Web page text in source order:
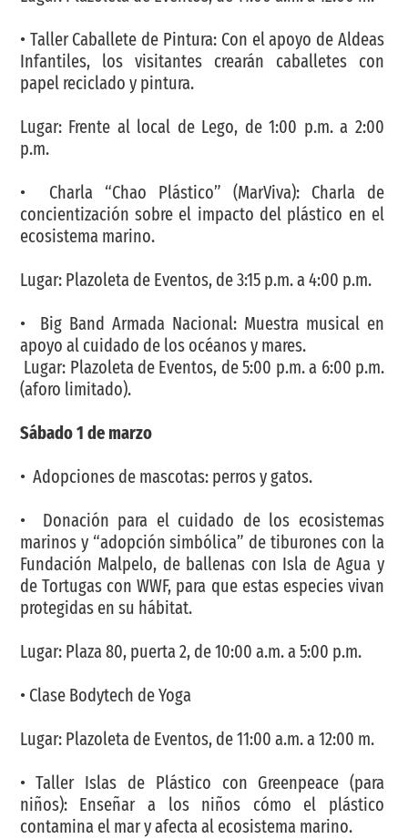
• Taller Caballete de Pintura: Con el apoyo de Aldeas
Infantiles, los visitantes crearán caballetes con
papel reciclado y pintura.
Lugar: Frente al local de Lego, de 1:00 p.m. a 2:00
p.m.
• Charla “Chao Plástico” (MarViva): Charla de
concientización sobre el impacto del plástico en el
ecosistema marino.
Lugar: Plazoleta de Eventos, de 3:15 p.m. a 4:00 p.m.
• Big Band Armada Nacional: Muestra musical en
apoyo al cuidado de los océanos y mares.
Lugar: Plazoleta de Eventos, de 5:00 p.m. a 6:00 p.m.
(aforo limitado).
Sábado 1 de marzo
• Adopciones de mascotas: perros y gatos.
• Donación para el cuidado de los ecosistemas
marinos y “adopción simbólica” de tiburones con la
Fundación Malpelo, de ballenas con Isla de Agua y
de Tortugas con WWF, para que estas especies vivan
protegidas en su hábitat.
Lugar: Plaza 80, puerta 2, de 10:00 a.m. a 5:00 p.m.
• Clase Bodytech de Yoga
Lugar: Plazoleta de Eventos, de 11:00 a.m. a 12:00 m.
• Taller Islas de Plástico con Greenpeace (para
niños): Enseñar a los niños cómo el plástico
contamina el mar y afecta al ecosistema marino.